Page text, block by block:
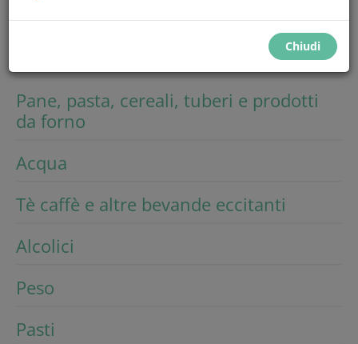
Sale e condimenti
Dolci, zucchero e altri dolcificanti
Pane, pasta, cereali, tuberi e prodotti
da forno
Acqua
Tè caffè e altre bevande eccitanti
Alcolici
Peso
Pasti
Chiudi